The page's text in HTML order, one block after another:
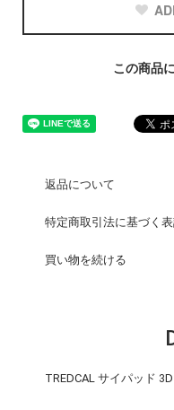
この商品
返品について
特定商取引法に基づく
買い物を続ける
TREDCAL サイパッド 3D